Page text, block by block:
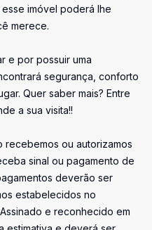
imóvel poderá lhe
merece.
e por possuir uma
segurança, conforto
Quer saber mais? Entre
a sua visita!!
recebemos ou autorizamos
sinal ou pagamento de
deverão ser
estabelecidos no
e reconhecido em